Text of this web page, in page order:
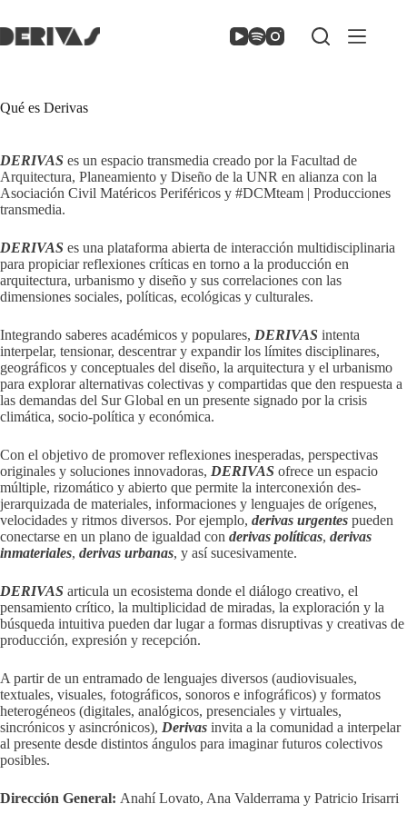
content
Qué es Derivas
DERIVAS es un espacio transmedia creado por la Facultad de
Arquitectura, Planeamiento y Diseño de la UNR en alianza con la
Asociación Civil Matéricos Periféricos y #DCMteam | Producciones
transmedia.
DERIVAS es una plataforma abierta de interacción multidisciplinaria
para propiciar reflexiones críticas en torno a la producción en
arquitectura, urbanismo y diseño y sus correlaciones con las
dimensiones sociales, políticas, ecológicas y culturales.
Integrando saberes académicos y populares, DERIVAS intenta
interpelar, tensionar, descentrar y expandir los límites disciplinares,
geográficos y conceptuales del diseño, la arquitectura y el urbanismo
para explorar alternativas colectivas y compartidas que den respuesta a
las demandas del Sur Global en un presente signado por la crisis
climática, socio-política y económica.
Con el objetivo de promover reflexiones inesperadas, perspectivas
originales y soluciones innovadoras, DERIVAS ofrece un espacio
múltiple, rizomático y abierto que permite la interconexión des-
jerarquizada de materiales, informaciones y lenguajes de orígenes,
velocidades y ritmos diversos. Por ejemplo, derivas urgentes pueden
conectarse en un plano de igualdad con derivas políticas, derivas
inmateriales, derivas urbanas, y así sucesivamente.
DERIVAS articula un ecosistema donde el diálogo creativo, el
pensamiento crítico, la multiplicidad de miradas, la exploración y la
búsqueda intuitiva pueden dar lugar a formas disruptivas y creativas de
producción, expresión y recepción.
A partir de un entramado de lenguajes diversos (audiovisuales,
textuales, visuales, fotográficos, sonoros e infográficos) y formatos
heterogéneos (digitales, analógicos, presenciales y virtuales,
sincrónicos y asincrónicos), Derivas invita a la comunidad a interpelar
al presente desde distintos ángulos para imaginar futuros colectivos
posibles.
Dirección General: Anahí Lovato, Ana Valderrama y Patricio Irisarri